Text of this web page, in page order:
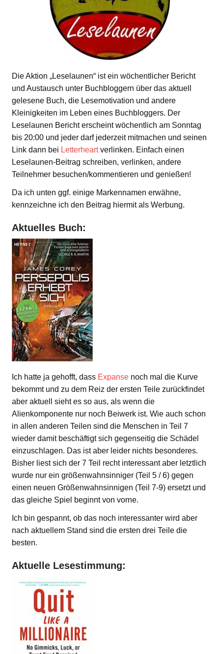
Die Aktion „Leselaunen“ ist ein wöchentlicher Bericht
und Austausch unter Buchbloggern über das aktuell
gelesene Buch, die Lesemotivation und andere
Kleinigkeiten im Leben eines Buchbloggers. Der
Leselaunen Bericht erscheint wöchentlich am Sonntag
bis 20:00 und jeder darf jederzeit mitmachen und seinen
Link dann bei Letterheartverlinken. Einfach einen
Leselaunen-Beitrag schreiben, verlinken, andere
Teilnehmer besuchen/kommentieren und genießen!
Da ich unten ggf. einige Markennamen erwähne,
kennzeichne ich den Beitrag hiermit als Werbung.
Aktuelles Buch:
Ich hatte ja gehofft, dass Expanse noch mal die Kurve
bekommt und zu dem Reiz der ersten Teile zurückfindet
aber aktuell sieht es so aus, als wenn die
Alienkomponente nur noch Beiwerk ist. Wie auch schon
in allen anderen Teilen sind die Menschen in Teil 7
wieder damit beschäftigt sich gegenseitig die Schädel
einzuschlagen. Das ist aber leider nichts besonderes.
Bisher liest sich der 7 Teil recht interessant aber letztlich
wurde nur ein größenwahnsinniger (Teil 5 / 6) gegen
einen neuen Größenwahnsinnigen (Teil 7-9) ersetzt und
das gleiche Spiel beginnt von vorne.
Ich bin gespannt, ob das noch interessanter wird aber
nach aktuellem Stand sind die ersten drei Teile die
besten.
Aktuelle Lesestimmung: